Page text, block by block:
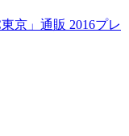
京」通販 2016プレ